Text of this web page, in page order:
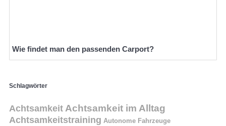
Wie findet man den passenden Carport?
Schlagwörter
AchtsamkeitAchtsamkeit im Alltag
Achtsamkeitstraining Autonome Fahrzeuge